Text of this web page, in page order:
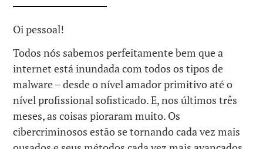
Oi pessoal!
Todos nós sabemos perfeitamente bem que a
internet está inundada com todos os tipos de
malware – desde o nível amador primitivo até o
nível profissional sofisticado. E, nos últimos três
meses, as coisas pioraram muito. Os
cibercriminosos estão se tornando cada vez mais